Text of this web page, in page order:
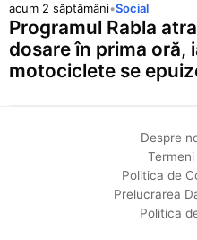
acum 2 săptămâni•Social
Programul Rabla
dosare în prima oră,
motociclete se
Despre
Politica de
Prelucrarea
Politica